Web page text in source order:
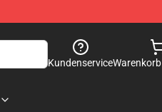
Kundenservice